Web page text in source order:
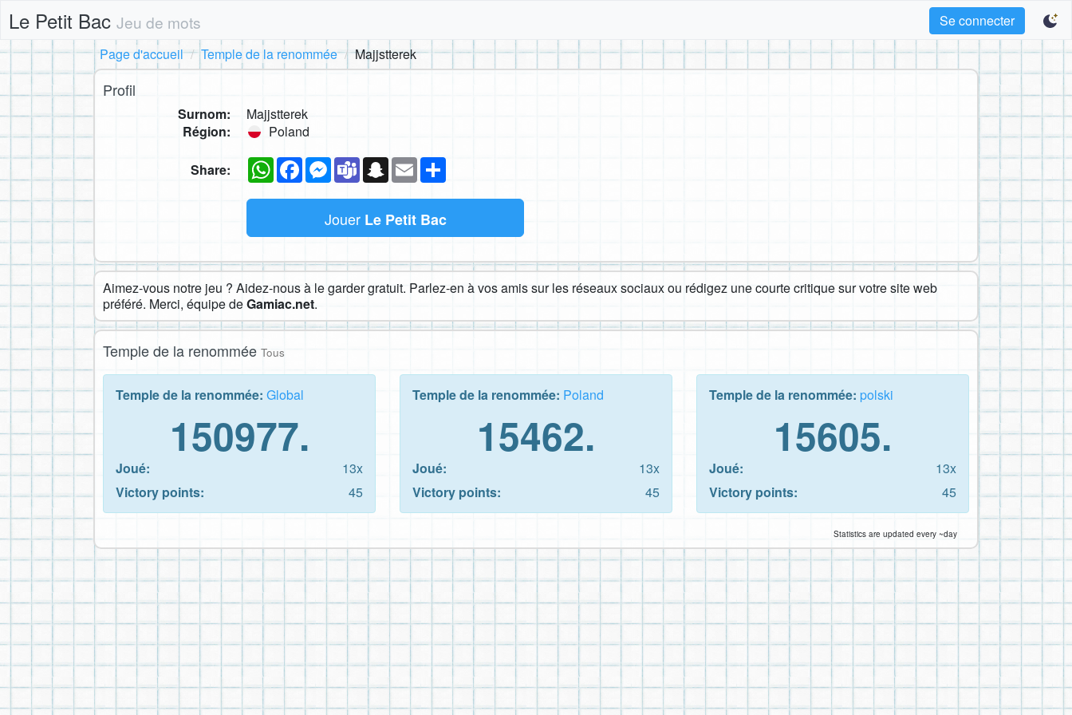
Le Petit Bac Jeu de mots
Se connecter
Page d'accueil
Temple de la renommée Majjstterek
Profil
Surnom:
Majjstterek
Région:
Poland
Share: WhatsAppFacebookMessenger
TeamsSnapchat
Email
Jouer Le Petit Bac
Aimez-vous notre jeu ? Aidez-nous à le garder gratuit. Parlez-en à vos amis sur les réseaux sociaux ou rédigez une courte critique sur votre site web
préféré. Merci, équipe deGamiac.net.
Temple de la renommée Tous
Temple de la renommée: Global
150977.
Joué:
13x
Victory points:
45
Temple de la renommée: Poland
15462.
Joué:
13x
Victory points:
45
Temple de la renommée: polski
15605.
Joué:
13x
Victory points:
45
Statistics are updated every ~day